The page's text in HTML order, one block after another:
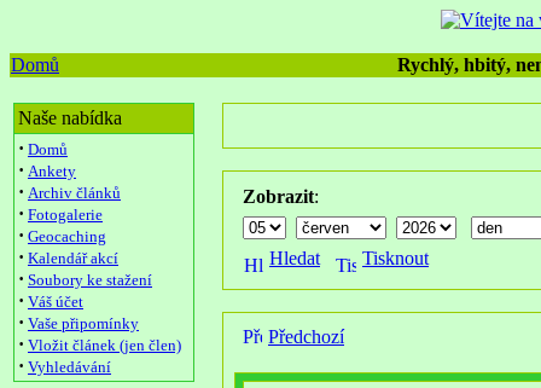
Domů Rychlý, hbitý,
Naše nabídka
· Domů
· Ankety
· Archiv článků
· Fotogalerie
· Geocaching
· Kalendář akcí
· Soubory ke stažení
· Váš účet
· Vaše připomínky
· Vložit článek (jen člen)
· Vyhledávání
Zobrazit:
Hledat Tisknout
Předchozí